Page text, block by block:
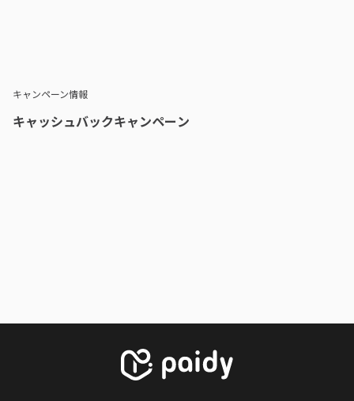
キャンペーン情報
キャッシュバックキャンペーン